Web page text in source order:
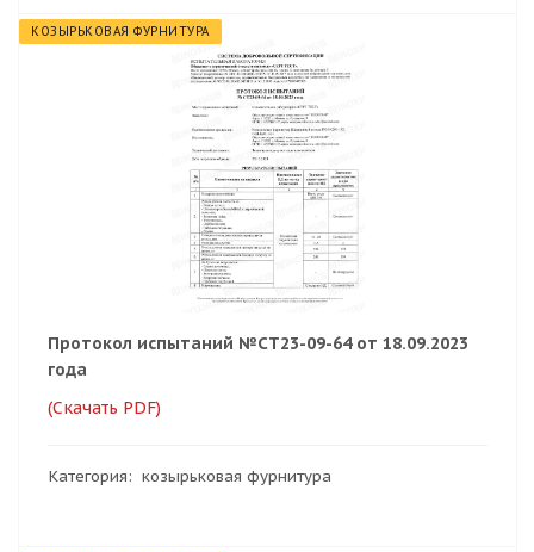
Протокол испытаний №СТ23-09-64 от 18.09.2023
года
КОЗЫРЬКОВАЯ ФУРНИТУРА
(Скачать PDF)
Категория: козырьковая фурнитура